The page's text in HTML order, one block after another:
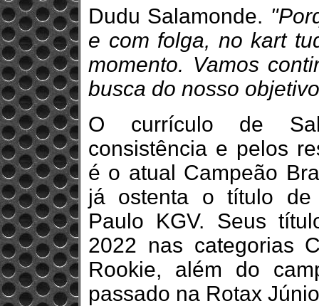
Dudu Salamonde.
e com folga, no kart
momento. Vamos
busca do nosso
O currículo de
consistência e pelos
é o atual Campeão
já ostenta o título de
Paulo KGV. Seus
2022 nas categorias
Rookie, além do
passado na Rotax